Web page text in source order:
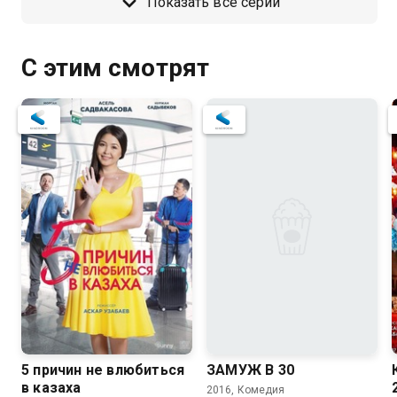
С этим смотрят
0.6
5 причин не влюбиться
в казаха
ЗАМУЖ В 30
2016, Комедия